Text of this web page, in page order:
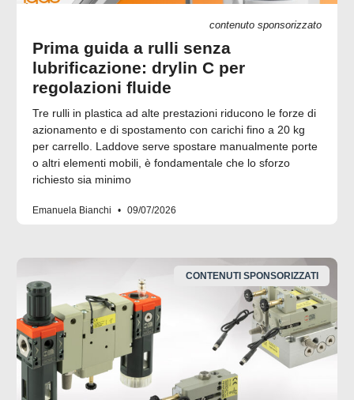
contenuto sponsorizzato
Prima guida a rulli senza
lubrificazione: drylin C per
regolazioni fluide
Tre rulli in plastica ad alte prestazioni riducono le forze di
azionamento e di spostamento con carichi fino a 20 kg
per carrello. Laddove serve spostare manualmente porte
o altri elementi mobili, è fondamentale che lo sforzo
richiesto sia minimo
Emanuela Bianchi 09/07/2026
CONTENUTI SPONSORIZZATI